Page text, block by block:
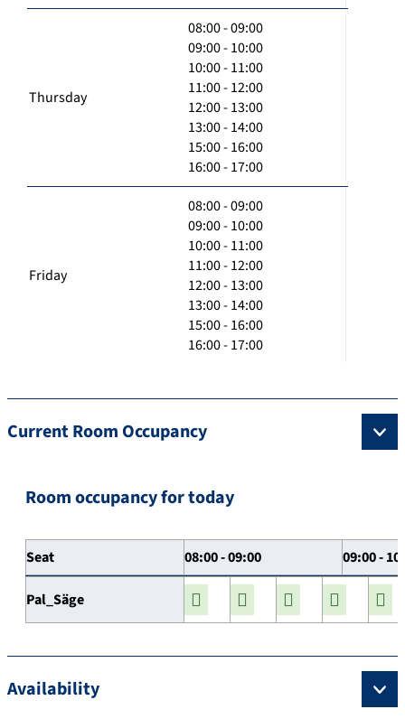
Thursday
08:00 - 09:00
09:00 - 10:00
10:00 - 11:00
11:00 - 12:00
12:00 - 13:00
13:00 - 14:00
15:00 - 16:00
16:00 - 17:00
Friday
08:00 - 09:00
09:00 - 10:00
10:00 - 11:00
11:00 - 12:00
12:00 - 13:00
13:00 - 14:00
15:00 - 16:00
16:00 - 17:00
Current Room Occupancy
Room occupancy for today
Seat 08:00 - 09:00 09:00 -
Pal_Säge
Availability